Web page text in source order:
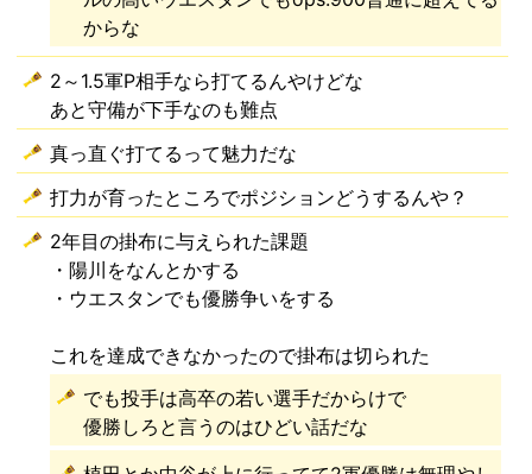
からな
2～1.5軍P相手なら打てるんやけどな
あと守備が下手なのも難点
真っ直ぐ打てるって魅力だな
打力が育ったところでポジションどうするんや？
2年目の掛布に与えられた課題
・陽川をなんとかする
・ウエスタンでも優勝争いをする
これを達成できなかったので掛布は切られた
でも投手は高卒の若い選手だからけで
優勝しろと言うのはひどい話だな